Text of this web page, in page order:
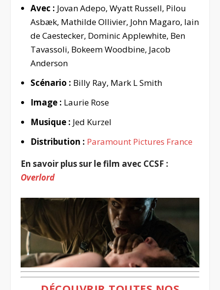
Avec : Jovan Adepo, Wyatt Russell, Pilou
Asbæk, Mathilde Ollivier, John Magaro, Iain
de Caestecker, Dominic Applewhite, Ben
Tavassoli, Bokeem Woodbine, Jacob
Anderson
Scénario : Billy Ray, Mark L Smith
Image : Laurie Rose
Musique : Jed Kurzel
Distribution : Paramount Pictures France
En savoir plus sur le film avec CCSF :
Overlord